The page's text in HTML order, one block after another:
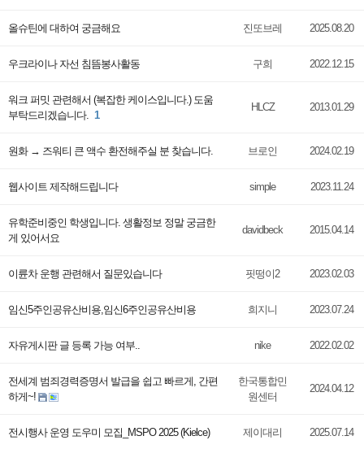
올슈틴에 대하여 궁금해요 진또브레 2025.08.20
우크라이나 자선 침뜸봉사활동 구희 2022.12.15
워크 퍼밋 관련해서 (복잡한 케이스입니다.) 도움
부탁드리겠습니다. 1
HLCZ 2013.01.29
원화 → 즈워티 큰 액수 환전해주실 분 찾습니다. 브로인 2024.02.19
웹사이트 제작해드립니다 simple 2023.11.24
유학준비중인 학생입니다. 생활정보 정말 궁금한
게 있어서요
davidbeck 2015.04.14
이륜차 운행 관련해서 질문있습니다 핏떵이2 2023.02.03
임­신5주인공유­산비용,임­신6주인공유­산비용 희지니 2023.07.24
자유게시판 글 등록 가능 여부.. nike 2022.02.02
전세계 범죄경력증명서 발급을 쉽고 빠르게, 간편
하게~!
한국통합민
원센터
2024.04.12
전시행사 운영 도우미 모집_MSPO 2025 (Kielce) 제이대리 2025.07.14